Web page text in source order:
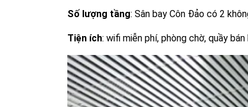
Số lượng tầng: Sân bay Côn Đảo có 2
Tiện ích: wifi miễn phí, phòng chờ, quầy